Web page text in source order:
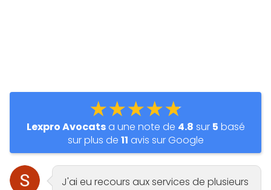
★★★★★
Lexpro Avocatsa une note de 4.8 sur 5 basé
sur plus de 11 avis sur Google
J'ai eu recours aux services de plusieurs